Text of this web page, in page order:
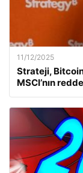
11/12/2025
Strateji,
MSCI’nın